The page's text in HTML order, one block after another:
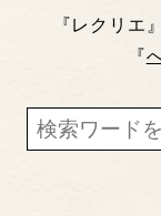
『レクリエ
『